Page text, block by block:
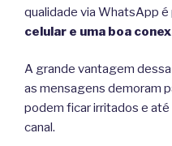
qualidade via WhatsApp
celular e uma boa
A grande vantagem
as mensagens demoram
podem ficar irritados e
canal.